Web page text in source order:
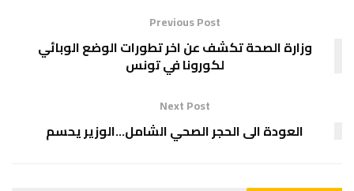
Previous Post
وزارة الصحة تكشف عن اخر تطورات الوضع الوبائي
لكورونا في تونس
Next Post
العودة الى الحجر الصحي الشامل…الوزير يحسم